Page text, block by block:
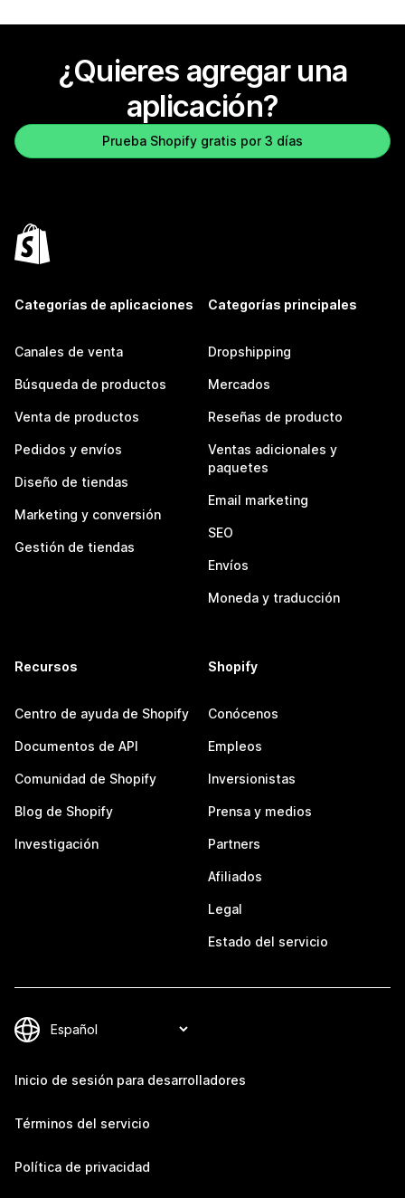
¿Quieres agregar una
aplicación?
Prueba Shopify gratis por 3 días
Categorías de aplicaciones
Canales de venta
Búsqueda de productos
Venta de productos
Pedidos y envíos
Diseño de tiendas
Marketing y conversión
Gestión de tiendas
Categorías principales
Dropshipping
Mercados
Reseñas de producto
Ventas adicionales y
paquetes
Email marketing
SEO
Envíos
Moneda y traducción
Recursos
Centro de ayuda de Shopify
Documentos de API
Comunidad de Shopify
Blog de Shopify
Investigación
Shopify
Conócenos
Empleos
Inversionistas
Prensa y medios
Partners
Afiliados
Legal
Estado del servicio
Inicio de sesión para desarrolladores
Términos del servicio
Política de privacidad